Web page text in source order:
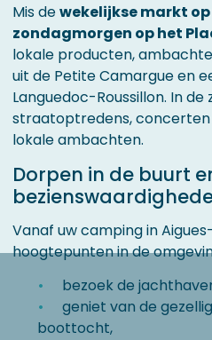
Mis dewekelijkse markt
zondagmorgen op het
lokale producten,
uit de Petite Camargue en
Languedoc-Roussillon. In de
straatoptredens,
lokale ambachten.
Dorpen in de buurt
Vanaf uw camping in
hoogtepunten in de
bezoek de
geniet van de
boottocht,